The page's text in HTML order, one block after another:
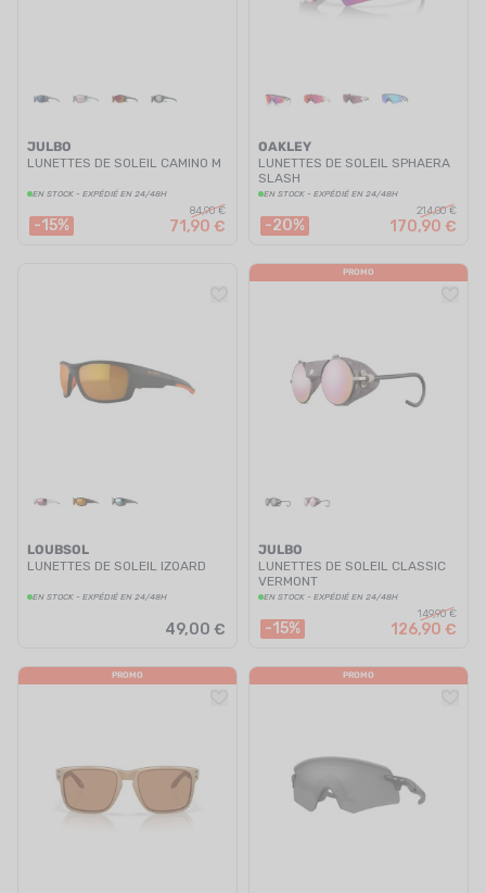
JULBO
LUNETTES DE SOLEIL CAMINO M
EN STOCK - EXPÉDIÉ EN 24/48H
-15%
84,90 €
71,90 €
OAKLEY
LUNETTES DE SOLEIL SPHAERA
SLASH
EN STOCK - EXPÉDIÉ EN 24/48H
-20%
214,00 €
170,90 €
LOUBSOL
LUNETTES DE SOLEIL IZOARD
EN STOCK - EXPÉDIÉ EN 24/48H
49,00 €
PROMO
JULBO
LUNETTES DE SOLEIL CLASSIC
VERMONT
EN STOCK - EXPÉDIÉ EN 24/48H
-15%
149,90 €
126,90 €
PROMO PROMO